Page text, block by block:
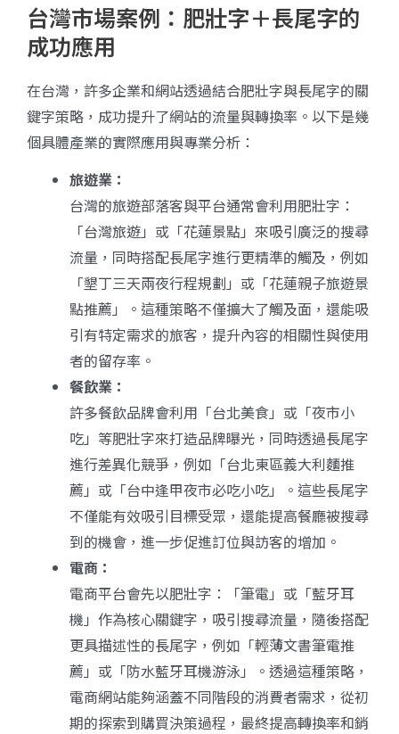
台灣市場案例：肥壯字＋長尾字的
成功應用
在台灣，許多企業和網站透過結合肥壯字與長尾字的關
鍵字策略，成功提升了網站的流量與轉換率。以下是幾
個具體產業的實際應用與專業分析：
旅遊業：
台灣的旅遊部落客與平台通常會利用肥壯字：
「台灣旅遊」或「花蓮景點」來吸引廣泛的搜尋
流量，同時搭配長尾字進行更精準的觸及，例如
「墾丁三天兩夜行程規劃」或「花蓮親子旅遊景
點推薦」。這種策略不僅擴大了觸及面，還能吸
引有特定需求的旅客，提升內容的相關性與使用
者的留存率。
餐飲業：
許多餐飲品牌會利用「台北美食」或「夜市小
吃」等肥壯字來打造品牌曝光，同時透過長尾字
進行差異化競爭，例如「台北東區義大利麵推
薦」或「台中逢甲夜市必吃小吃」。這些長尾字
不僅能有效吸引目標受眾，還能提高餐廳被搜尋
到的機會，進一步促進訂位與訪客的增加。
電商：
電商平台會先以肥壯字：「筆電」或「藍牙耳
機」作為核心關鍵字，吸引搜尋流量，隨後搭配
更具描述性的長尾字，例如「輕薄文書筆電推
薦」或「防水藍牙耳機游泳」。透過這種策略，
電商網站能夠涵蓋不同階段的消費者需求，從初
期的探索到購買決策過程，最終提高轉換率和銷